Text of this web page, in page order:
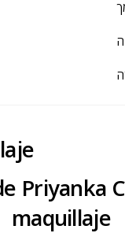
Priyanka
maquillaje